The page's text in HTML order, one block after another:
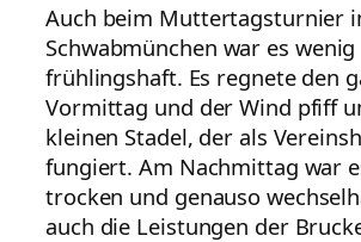
Auch beim Muttertagsturnier
Schwabmünchen war es wenig
frühlingshaft. Es regnete den
Vormittag und der Wind pfiff
kleinen Stadel, der als
fungiert. Am Nachmittag war
trocken und genauso
auch die Leistungen der